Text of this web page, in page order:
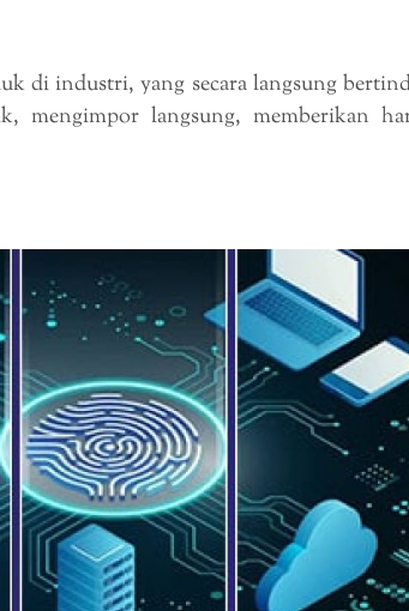
di industri, yang secara langsung
mengimpor langsung, memberikan